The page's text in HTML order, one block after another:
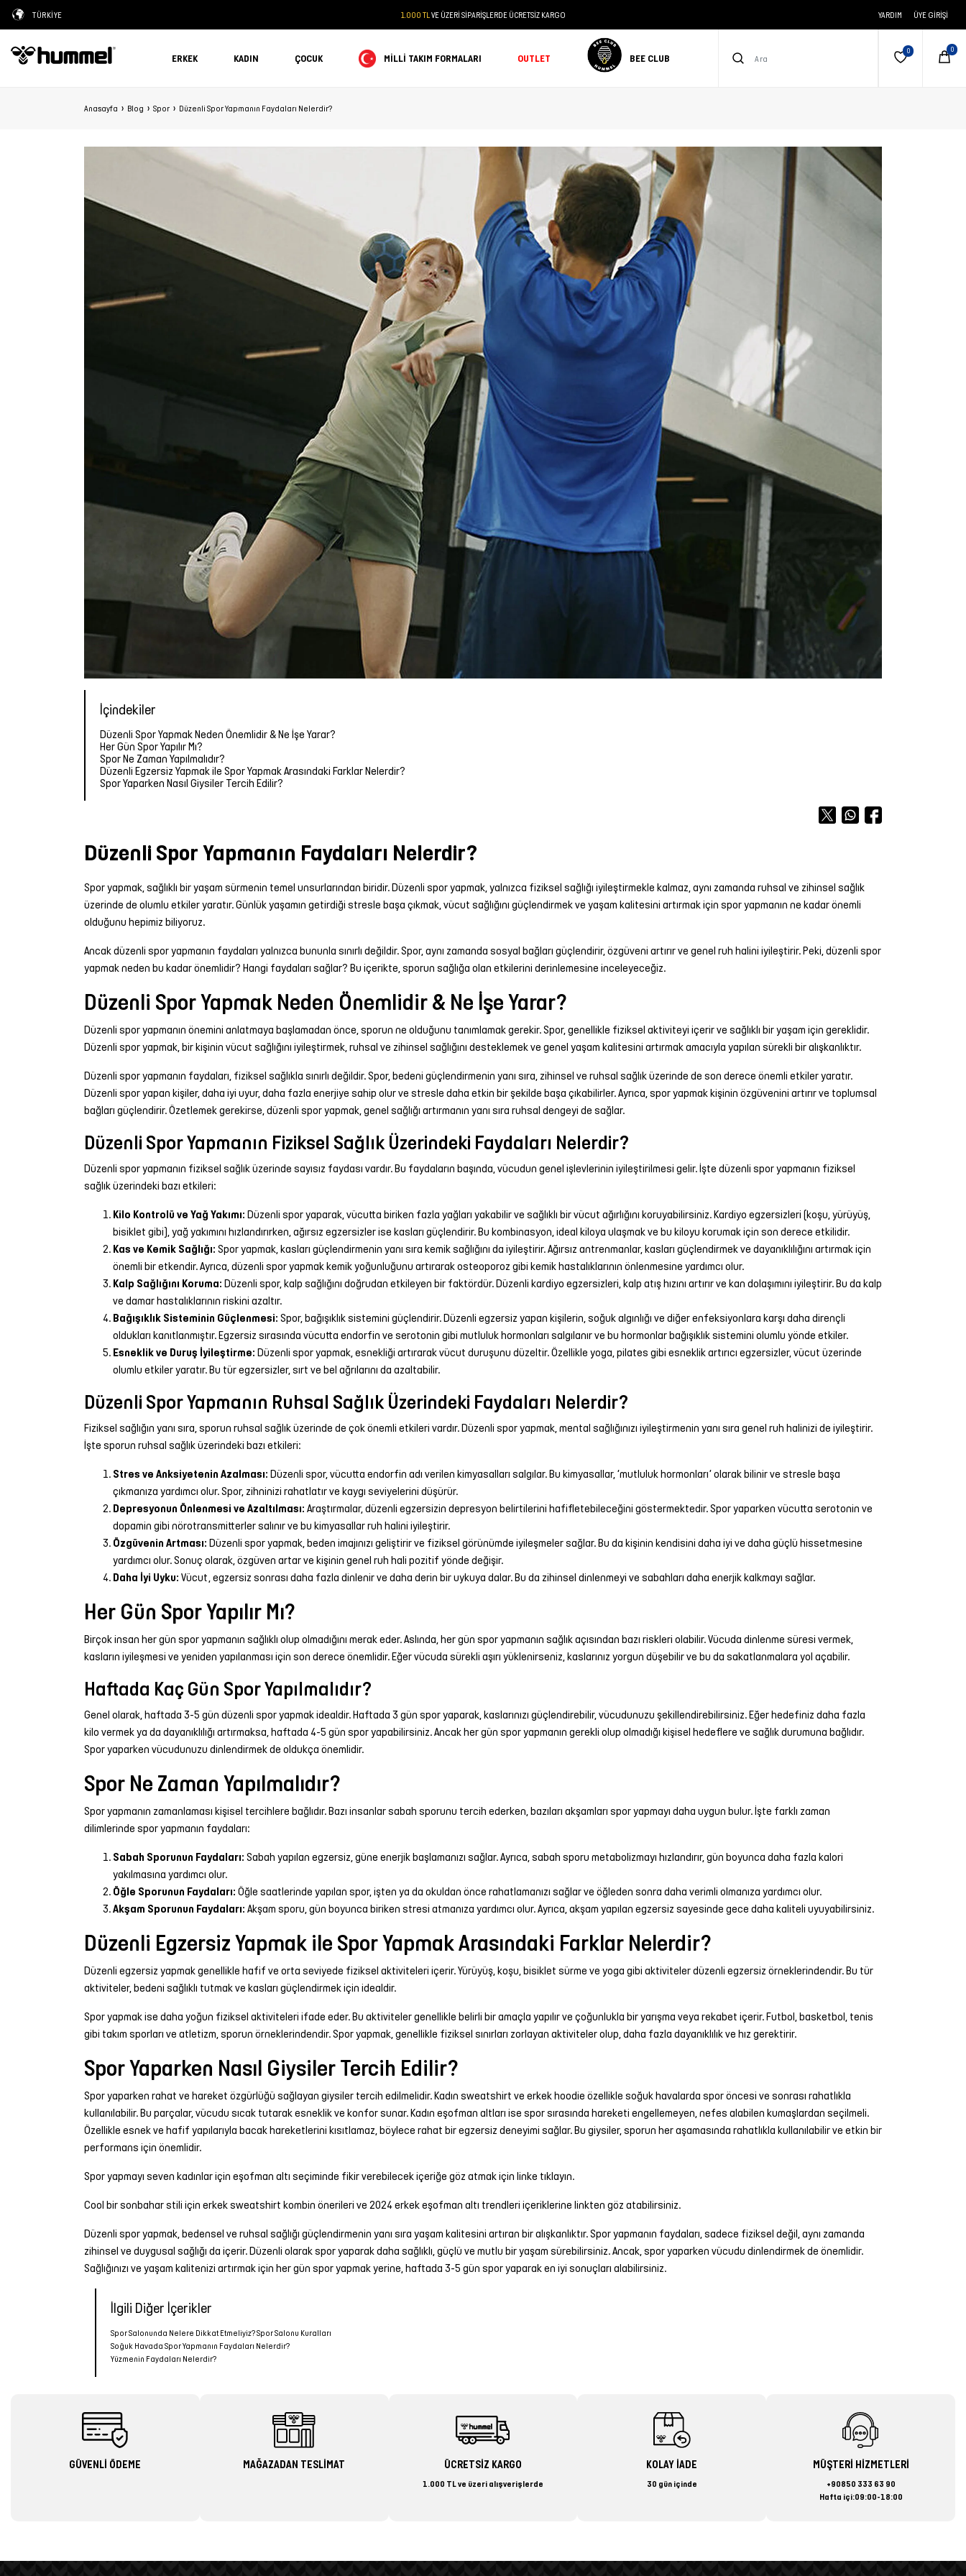
TÜRKİYE 1.000 TL VE ÜZERİ SİPARİŞLERDE ÜCRETSİZ KARGO YARDIM ÜYE GIRIŞI
ERKEK KADIN ÇOCUK MILLI TAKIM FORMALARI OUTLET BEE CLUB
Anasayfa Blog Spor Düzenli Spor Yapmanın Faydaları Nelerdir?
İçindekiler
Düzenli Spor Yapmak Neden Önemlidir & Ne İşe Yarar?
Her Gün Spor Yapılır Mı?
Spor Ne Zaman Yapılmalıdır?
Düzenli Egzersiz Yapmak ile Spor Yapmak Arasındaki Farklar Nelerdir?
Spor Yaparken Nasıl Giysiler Tercih Edilir?
Düzenli Spor Yapmanın Faydaları Nelerdir?
Spor yapmak, sağlıklı bir yaşam sürmenin temel unsurlarından biridir. Düzenli spor yapmak, yalnızca fiziksel sağlığı iyileştirmekle kalmaz, aynı zamanda ruhsal ve zihinsel sağlık
üzerinde de olumlu etkiler yaratır. Günlük yaşamın getirdiği stresle başa çıkmak, vücut sağlığını güçlendirmek ve yaşam kalitesini artırmak için spor yapmanın ne kadar önemli
olduğunu hepimiz biliyoruz.
Ancak düzenli spor yapmanın faydaları yalnızca bununla sınırlı değildir. Spor, aynı zamanda sosyal bağları güçlendirir, özgüveni artırır ve genel ruh halini iyileştirir. Peki, düzenli spor
yapmak neden bu kadar önemlidir? Hangi faydaları sağlar? Bu içerikte, sporun sağlığa olan etkilerini derinlemesine inceleyeceğiz.
Düzenli Spor Yapmak Neden Önemlidir & Ne İşe Yarar?
Düzenli spor yapmanın önemini anlatmaya başlamadan önce, sporun ne olduğunu tanımlamak gerekir. Spor, genellikle fiziksel aktiviteyi içerir ve sağlıklı bir yaşam için gereklidir.
Düzenli spor yapmak, bir kişinin vücut sağlığını iyileştirmek, ruhsal ve zihinsel sağlığını desteklemek ve genel yaşam kalitesini artırmak amacıyla yapılan sürekli bir alışkanlıktır.
Düzenli spor yapmanın faydaları, fiziksel sağlıkla sınırlı değildir. Spor, bedeni güçlendirmenin yanı sıra, zihinsel ve ruhsal sağlık üzerinde de son derece önemli etkiler yaratır.
Düzenli spor yapan kişiler, daha iyi uyur, daha fazla enerjiye sahip olur ve stresle daha etkin bir şekilde başa çıkabilirler. Ayrıca, spor yapmak kişinin özgüvenini artırır ve toplumsal
bağları güçlendirir. Özetlemek gerekirse, düzenli spor yapmak, genel sağlığı artırmanın yanı sıra ruhsal dengeyi de sağlar.
Düzenli Spor Yapmanın Fiziksel Sağlık Üzerindeki Faydaları Nelerdir?
Düzenli spor yapmanın fiziksel sağlık üzerinde sayısız faydası vardır. Bu faydaların başında, vücudun genel işlevlerinin iyileştirilmesi gelir. İşte düzenli spor yapmanın fiziksel
sağlık üzerindeki bazı etkileri:
Kilo Kontrolü ve Yağ Yakımı: Düzenli spor yaparak, vücutta biriken fazla yağları yakabilir ve sağlıklı bir vücut ağırlığını koruyabilirsiniz. Kardiyo egzersizleri (koşu, yürüyüş,
bisiklet gibi), yağ yakımını hızlandırırken, ağırsız egzersizler ise kasları güçlendirir. Bu kombinasyon, ideal kiloya ulaşmak ve bu kiloyu korumak için son derece etkilidir.
Kas ve Kemik Sağlığı: Spor yapmak, kasları güçlendirmenin yanı sıra kemik sağlığını da iyileştirir. Ağırsız antrenmanlar, kasları güçlendirmek ve dayanıklılığını artırmak için
önemli bir etkendir. Ayrıca, düzenli spor yapmak kemik yoğunluğunu artırarak osteoporoz gibi kemik hastalıklarının önlenmesine yardımcı olur.
Kalp Sağlığını Koruma: Düzenli spor, kalp sağlığını doğrudan etkileyen bir faktördür. Düzenli kardiyo egzersizleri, kalp atış hızını artırır ve kan dolaşımını iyileştirir. Bu da kalp
ve damar hastalıklarının riskini azaltır.
Bağışıklık Sisteminin Güçlenmesi: Spor, bağışıklık sistemini güçlendirir. Düzenli egzersiz yapan kişilerin, soğuk algınlığı ve diğer enfeksiyonlara karşı daha dirençli
oldukları kanıtlanmıştır. Egzersiz sırasında vücutta endorfin ve serotonin gibi mutluluk hormonları salgılanır ve bu hormonlar bağışıklık sistemini olumlu yönde etkiler.
Esneklik ve Duruş İyileştirme: Düzenli spor yapmak, esnekliği artırarak vücut duruşunu düzeltir. Özellikle yoga, pilates gibi esneklik artırıcı egzersizler, vücut üzerinde
olumlu etkiler yaratır. Bu tür egzersizler, sırt ve bel ağrılarını da azaltabilir.
Düzenli Spor Yapmanın Ruhsal Sağlık Üzerindeki Faydaları Nelerdir?
Fiziksel sağlığın yanı sıra, sporun ruhsal sağlık üzerinde de çok önemli etkileri vardır. Düzenli spor yapmak, mental sağlığınızı iyileştirmenin yanı sıra genel ruh halinizi de iyileştirir.
İşte sporun ruhsal sağlık üzerindeki bazı etkileri:
Stres ve Anksiyetenin Azalması: Düzenli spor, vücutta endorfin adı verilen kimyasalları salgılar. Bu kimyasallar, ‘mutluluk hormonları’ olarak bilinir ve stresle başa
çıkmanıza yardımcı olur. Spor, zihninizi rahatlatır ve kaygı seviyelerini düşürür.
Depresyonun Önlenmesi ve Azaltılması: Araştırmalar, düzenli egzersizin depresyon belirtilerini hafifletebileceğini göstermektedir. Spor yaparken vücutta serotonin ve
dopamin gibi nörotransmitterler salınır ve bu kimyasallar ruh halini iyileştirir.
Özgüvenin Artması: Düzenli spor yapmak, beden imajınızı geliştirir ve fiziksel görünümde iyileşmeler sağlar. Bu da kişinin kendisini daha iyi ve daha güçlü hissetmesine
yardımcı olur. Sonuç olarak, özgüven artar ve kişinin genel ruh hali pozitif yönde değişir.
Daha İyi Uyku: Vücut, egzersiz sonrası daha fazla dinlenir ve daha derin bir uykuya dalar. Bu da zihinsel dinlenmeyi ve sabahları daha enerjik kalkmayı sağlar.
Her Gün Spor Yapılır Mı?
Birçok insan her gün spor yapmanın sağlıklı olup olmadığını merak eder. Aslında, her gün spor yapmanın sağlık açısından bazı riskleri olabilir. Vücuda dinlenme süresi vermek,
kasların iyileşmesi ve yeniden yapılanması için son derece önemlidir. Eğer vücuda sürekli aşırı yüklenirseniz, kaslarınız yorgun düşebilir ve bu da sakatlanmalara yol açabilir.
Haftada Kaç Gün Spor Yapılmalıdır?
Genel olarak, haftada 3-5 gün düzenli spor yapmak idealdir. Haftada 3 gün spor yaparak, kaslarınızı güçlendirebilir, vücudunuzu şekillendirebilirsiniz. Eğer hedefiniz daha fazla
kilo vermek ya da dayanıklılığı artırmaksa, haftada 4-5 gün spor yapabilirsiniz. Ancak her gün spor yapmanın gerekli olup olmadığı kişisel hedeflere ve sağlık durumuna bağlıdır.
Spor yaparken vücudunuzu dinlendirmek de oldukça önemlidir.
Spor Ne Zaman Yapılmalıdır?
Spor yapmanın zamanlaması kişisel tercihlere bağlıdır. Bazı insanlar sabah sporunu tercih ederken, bazıları akşamları spor yapmayı daha uygun bulur. İşte farklı zaman
dilimlerinde spor yapmanın faydaları:
Sabah Sporunun Faydaları: Sabah yapılan egzersiz, güne enerjik başlamanızı sağlar. Ayrıca, sabah sporu metabolizmayı hızlandırır, gün boyunca daha fazla kalori
yakılmasına yardımcı olur.
Öğle Sporunun Faydaları: Öğle saatlerinde yapılan spor, işten ya da okuldan önce rahatlamanızı sağlar ve öğleden sonra daha verimli olmanıza yardımcı olur.
Akşam Sporunun Faydaları: Akşam sporu, gün boyunca biriken stresi atmanıza yardımcı olur. Ayrıca, akşam yapılan egzersiz sayesinde gece daha kaliteli uyuyabilirsiniz.
Düzenli Egzersiz Yapmak ile Spor Yapmak Arasındaki Farklar Nelerdir?
Düzenli egzersiz yapmak genellikle hafif ve orta seviyede fiziksel aktiviteleri içerir. Yürüyüş, koşu, bisiklet sürme ve yoga gibi aktiviteler düzenli egzersiz örneklerindendir. Bu tür
aktiviteler, bedeni sağlıklı tutmak ve kasları güçlendirmek için idealdir.
Spor yapmak ise daha yoğun fiziksel aktiviteleri ifade eder. Bu aktiviteler genellikle belirli bir amaçla yapılır ve çoğunlukla bir yarışma veya rekabet içerir. Futbol, basketbol, tenis
gibi takım sporları ve atletizm, sporun örneklerindendir. Spor yapmak, genellikle fiziksel sınırları zorlayan aktiviteler olup, daha fazla dayanıklılık ve hız gerektirir.
Spor Yaparken Nasıl Giysiler Tercih Edilir?
Spor yaparken rahat ve hareket özgürlüğü sağlayan giysiler tercih edilmelidir.Kadın sweatshirt ve erkek hoodie özellikle soğuk havalarda spor öncesi ve sonrası rahatlıkla
kullanılabilir. Bu parçalar, vücudu sıcak tutarak esneklik ve konfor sunar.Kadın eşofman altları ise spor sırasında hareketi engellemeyen, nefes alabilen kumaşlardan seçilmeli.
Özellikle esnek ve hafif yapılarıyla bacak hareketlerini kısıtlamaz, böylece rahat bir egzersiz deneyimi sağlar. Bu giysiler, sporun her aşamasında rahatlıkla kullanılabilir ve etkin bir
performans için önemlidir.
Spor yapmayı seven kadınlar için eşofman altı seçiminde fikir verebilecek içeriğe göz atmak için linke tıklayın.
Cool bir sonbahar stili için erkek sweatshirt kombin önerileri ve 2024 erkek eşofman altı trendleri içeriklerine linkten göz atabilirsiniz.
Düzenli spor yapmak, bedensel ve ruhsal sağlığı güçlendirmenin yanı sıra yaşam kalitesini artıran bir alışkanlıktır. Spor yapmanın faydaları, sadece fiziksel değil, aynı zamanda
zihinsel ve duygusal sağlığı da içerir. Düzenli olarak spor yaparak daha sağlıklı, güçlü ve mutlu bir yaşam sürebilirsiniz. Ancak, spor yaparken vücudu dinlendirmek de önemlidir.
Sağlığınızı ve yaşam kalitenizi artırmak için her gün spor yapmak yerine, haftada 3-5 gün spor yaparak en iyi sonuçları alabilirsiniz.
İlgili Diğer İçerikler
Spor Salonunda Nelere Dikkat Etmeliyiz? Spor Salonu Kuralları
Soğuk Havada Spor Yapmanın Faydaları Nelerdir?
Yüzmenin Faydaları Nelerdir?
GÜVENLİ ÖDEME MAĞAZADAN TESLİMAT ÜCRETSİZ KARGO
1.000 TL ve üzeri alışverişlerde
KOLAY İADE
30 gün içinde
MÜŞTERİ HİZMETLERİ
+90850 333 63 90
Hafta içi:09:00-18:00